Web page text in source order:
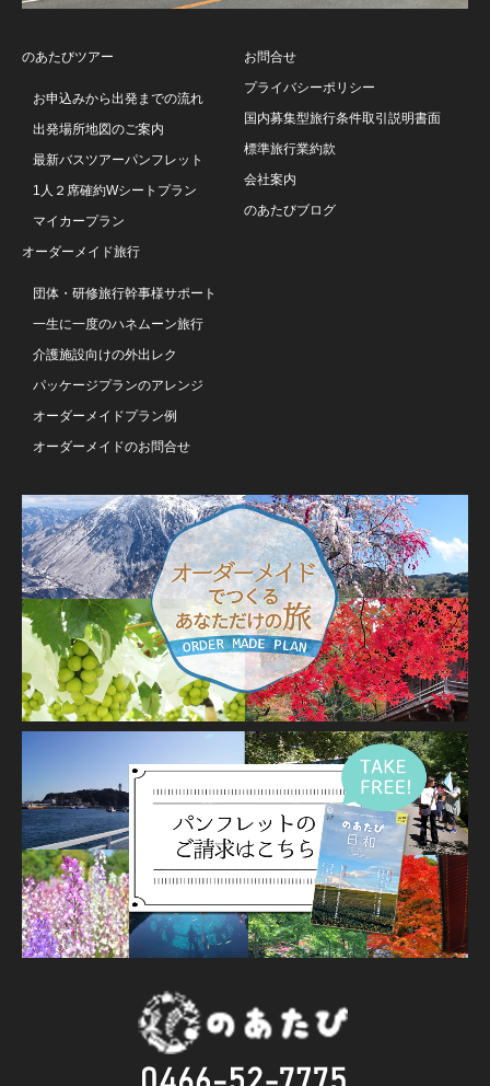
のあたびツアー
お申込みから出発までの流れ
出発場所地図のご案内
最新バスツアーパンフレット
1人２席確約Wシートプラン
マイカープラン
オーダーメイド旅行
団体・研修旅行幹事様サポート
一生に一度のハネムーン旅行
介護施設向けの外出レク
パッケージプランのアレンジ
オーダーメイドプラン例
オーダーメイドのお問合せ
お問合せ
プライバシーポリシー
国内募集型旅行条件取引説明書面
標準旅行業約款
会社案内
のあたびブログ